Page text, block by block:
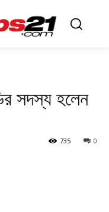
সদস্য হলেন
0
735